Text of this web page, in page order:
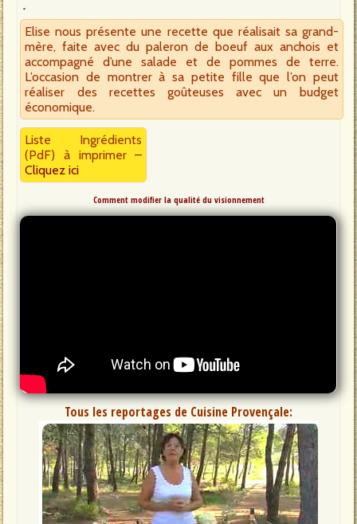
Elise nous présente une recette que réalisait sa grand-
mère, faite avec du paleron de boeuf aux anchois et
accompagné d’une salade et de pommes de terre.
L’occasion de montrer à sa petite fille que l’on peut
réaliser des recettes goûteuses avec un budget
économique.
Liste Ingrédients
(PdF) à imprimer –
Cliquez ici
Comment modifier la qualité du visionnement
Tous les reportages de Cuisine Provençale: